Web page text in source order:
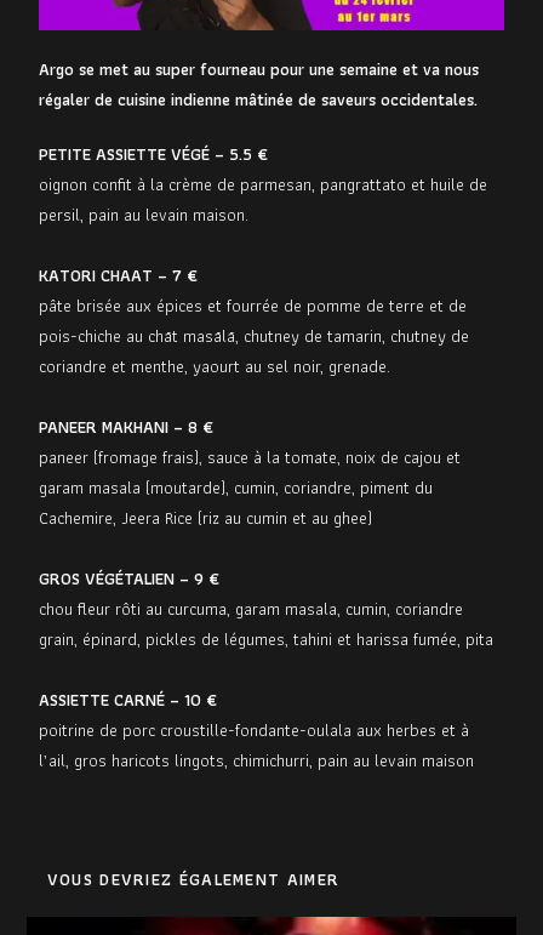
Argo se met au super fourneau pour une semaine et va nous
régaler de cuisine indienne mâtinée de saveurs occidentales.
PETITE ASSIETTE VÉGÉ – 5.5 €
oignon confit à la crème de parmesan, pangrattato et huile de
persil, pain au levain maison.
KATORI CHAAT – 7 €
pâte brisée aux épices et fourrée de pomme de terre et de
pois-chiche au chāt masālā, chutney de tamarin, chutney de
coriandre et menthe, yaourt au sel noir, grenade.
PANEER MAKHANI – 8 €
paneer (fromage frais), sauce à la tomate, noix de cajou et
garam masala (moutarde), cumin, coriandre, piment du
Cachemire, Jeera Rice (riz au cumin et au ghee)
GROS VÉGÉTALIEN – 9 €
chou fleur rôti au curcuma, garam masala, cumin, coriandre
grain, épinard, pickles de légumes, tahini et harissa fumée, pita
ASSIETTE CARNÉ – 10 €
poitrine de porc croustille-fondante-oulala aux herbes et à
l’ail, gros haricots lingots, chimichurri, pain au levain maison
VOUS DEVRIEZ ÉGALEMENT AIMER